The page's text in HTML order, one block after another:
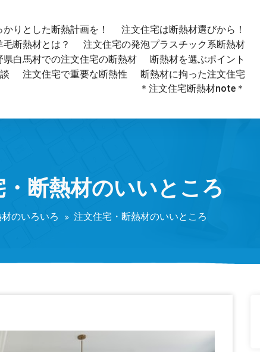
りとした断熱計画を！
注文住宅は断熱材選びから！
断熱材とは？
注文住宅の発泡プラスチック系断熱材
県白馬村での注文住宅の断熱材
断熱材を選ぶポイント
注文住宅で重要な断熱性
断熱材に拘った注文住宅
＊注文住宅断熱材note＊
断熱材のいいところ
のいろいろ 注文住宅・断熱材のいいところ